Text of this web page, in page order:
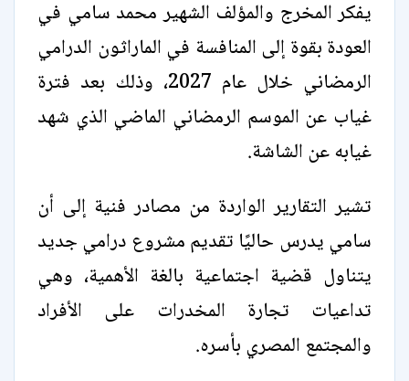
يفكر المخرج والمؤلف الشهير محمد سامي في
العودة بقوة إلى المنافسة في الماراثون الدرامي
الرمضاني خلال عام 2027، وذلك بعد فترة
غياب عن الموسم الرمضاني الماضي الذي شهد
غيابه عن الشاشة.
تشير التقارير الواردة من مصادر فنية إلى أن
سامي يدرس حاليًا تقديم مشروع درامي جديد
يتناول قضية اجتماعية بالغة الأهمية، وهي
تداعيات تجارة المخدرات على الأفراد
والمجتمع المصري بأسره.